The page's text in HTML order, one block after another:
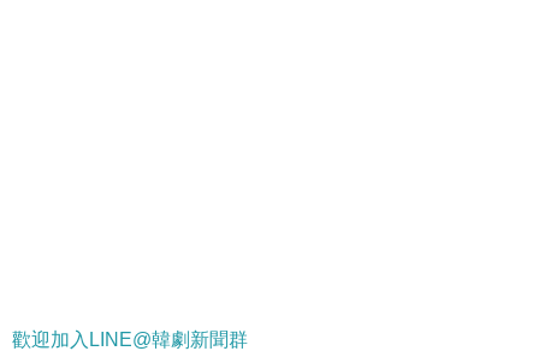
歡迎加入LINE@韓劇新聞群